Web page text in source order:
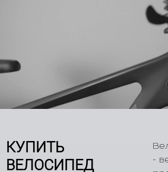
КУПИТЬ
ВЕЛОСИПЕД
-